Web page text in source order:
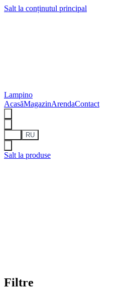
Salt la conținutul principal
Lampino
AcasăMagazinArendaContact
RU
Salt la produse
Filtre